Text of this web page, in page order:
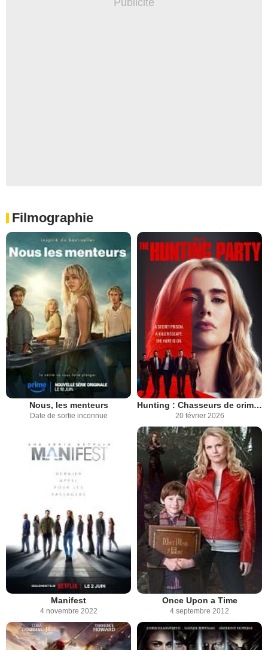
Filmographie
Nous, les menteurs
Date de sortie inconnue
Hunting : Chasseurs de criminels
20 février 2026
Manifest
4 novembre 2022
Once Upon a Time
4 septembre 2012